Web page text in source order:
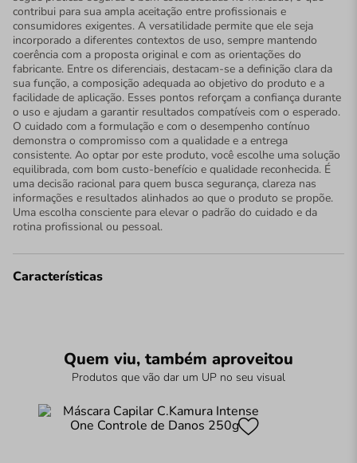
contribui para sua ampla aceitação entre profissionais e
consumidores exigentes. A versatilidade permite que ele seja
incorporado a diferentes contextos de uso, sempre mantendo
coerência com a proposta original e com as orientações do
fabricante. Entre os diferenciais, destacam-se a definição clara da
sua função, a composição adequada ao objetivo do produto e a
facilidade de aplicação. Esses pontos reforçam a confiança durante
o uso e ajudam a garantir resultados compatíveis com o esperado.
O cuidado com a formulação e com o desempenho contínuo
demonstra o compromisso com a qualidade e a entrega
consistente. Ao optar por este produto, você escolhe uma solução
equilibrada, com bom custo-benefício e qualidade reconhecida. É
uma decisão racional para quem busca segurança, clareza nas
informações e resultados alinhados ao que o produto se propõe.
Uma escolha consciente para elevar o padrão do cuidado e da
rotina profissional ou pessoal.
Características
Quem viu, também aproveitou
Produtos que vão dar um UP no seu visual